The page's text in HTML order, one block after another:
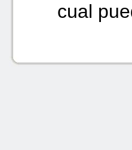
cual